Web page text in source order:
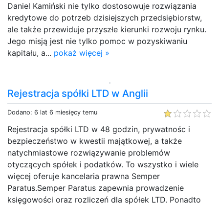
Daniel Kamiński nie tylko dostosowuje rozwiązania
kredytowe do potrzeb dzisiejszych przedsiębiorstw,
ale także przewiduje przyszłe kierunki rozwoju rynku.
Jego misją jest nie tylko pomoc w pozyskiwaniu
kapitału, a... pokaż więcej »
Rejestracja spółki LTD w Anglii
Dodano: 6 lat 6 miesięcy temu
Rejestracja spółki LTD w 48 godzin, prywatnośc i
bezpieczeństwo w kwestii majątkowej, a także
natychmiastowe rozwiązywanie problemów
otyczących spółek i podatków. To wszystko i wiele
więcej oferuje kancelaria prawna Semper
Paratus.Semper Paratus zapewnia prowadzenie
księgowości oraz rozliczeń dla spółek LTD. Ponadto